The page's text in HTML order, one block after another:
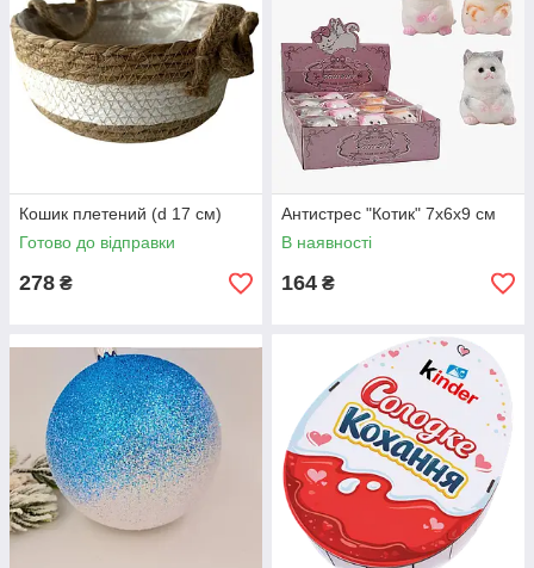
Кошик плетений (d 17 см)
Готово до відправки
278 ₴
Антистрес "Котик" 7х6х9 см
В наявності
164 ₴